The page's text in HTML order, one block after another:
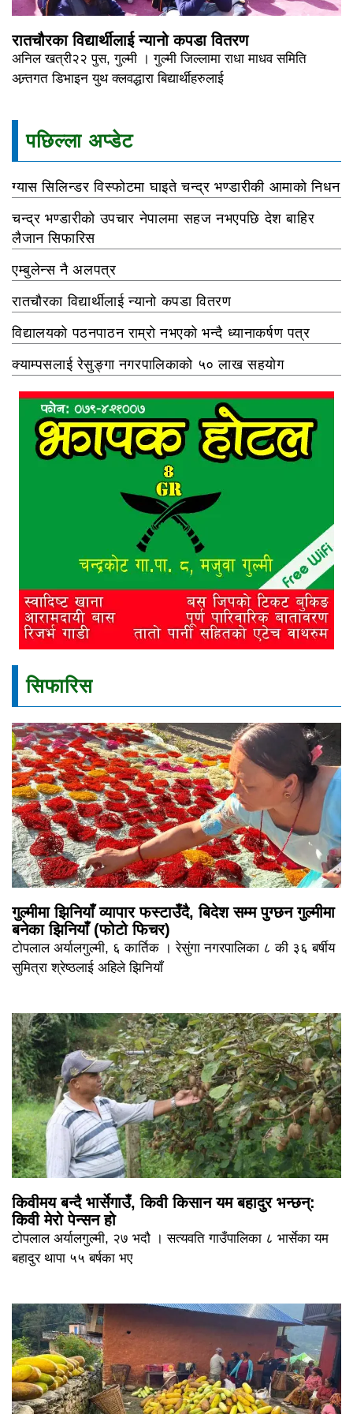
रातचौरका विद्यार्थीलाई न्यानो कपडा वितरण
अनिल खत्री२२ पुस, गुल्मी । गुल्मी जिल्लामा राधा माधव समिति
अन्र्तगत डिभाइन युथ क्लवद्धारा बिद्यार्थीहरुलाई
पछिल्ला अप्डेट
ग्यास सिलिन्डर विस्फोटमा घाइते चन्द्र भण्डारीकी आमाको निधन
चन्द्र भण्डारीको उपचार नेपालमा सहज नभएपछि देश बाहिर
लैजान सिफारिस
एम्बुलेन्स नै अलपत्र
रातचौरका विद्यार्थीलाई न्यानो कपडा वितरण
विद्यालयको पठनपाठन राम्रो नभएको भन्दै ध्यानाकर्षण पत्र
क्याम्पसलाई रेसुङ्गा नगरपालिकाको ५० लाख सहयोग
सिफारिस
गुल्मीमा झिनियाँ व्यापार फस्टाउँदै, बिदेश सम्म पुग्छन गुल्मीमा
बनेका झिनियाँ (फोटो फिचर)
टोपलाल अर्यालगुल्मी, ६ कार्तिक । रेसुंगा नगरपालिका ८ की ३६ बर्षीय
सुमित्रा श्रेष्ठलाई अहिले झिनियाँ
किवीमय बन्दै भार्सेगाउँ, किवी किसान यम बहादुर भन्छन्:
किवी मेरो पेन्सन हो
टोपलाल अर्यालगुल्मी, २७ भदौ । सत्यवति गाउँपालिका ८ भार्सेका यम
बहादुर थापा ५५ बर्षका भए